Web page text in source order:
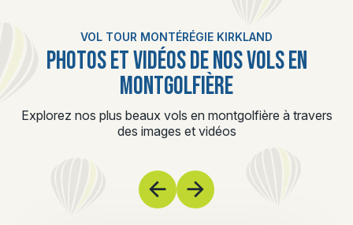
VOL TOUR MONTÉRÉGIE KIRKLAND
PHOTOS ET VIDÉOS DE NOS VOLS EN
MONTGOLFIÈRE
Explorez nos plus beaux vols en montgolfière à travers
des images et vidéos